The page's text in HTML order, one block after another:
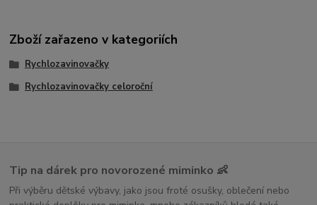
Zboží zařazeno v kategoriích
Rychlozavinovačky
Rychlozavinovačky celoroční
Tip na dárek pro novorozené miminko 👶
Při výběru dětské výbavy, jako jsou froté osušky, oblečení nebo